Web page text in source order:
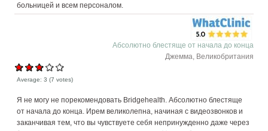
больницей и всем персоналом.
Абсолютно блестяще от начала до конца
Джемма, Великобритания
Average:3 (7 votes)
Я не могу не порекомендовать Bridgehealth. Абсолютно блестяще
от начала до конца. Ирем великолепна, начиная с видеозвонков и
заканчивая тем, что вы чувствуете себя непринужденно даже через